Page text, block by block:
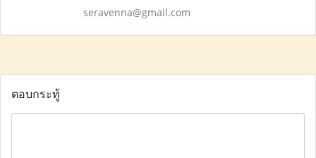
seravenna@gmail.com
ตอบกระทู้